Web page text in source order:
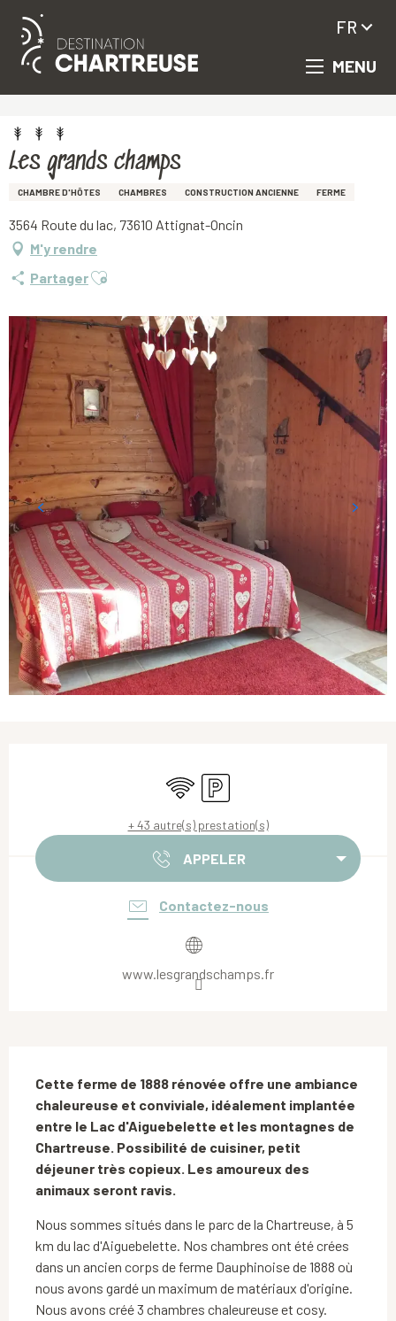
Aller
principal
MENU
FR
Les grands champs
CHAMBRE D'HÔTES CHAMBRES CONSTRUCTION ANCIENNE FERME
3564 Route du lac, 73610 Attignat-Oncin
M'y rendre
PartagerAjouter aux favoris
WiFi Parking
+ 43 autre(s) prestation(s)
APPELER
Contactez-nous
www.lesgrandschamps.fr
Cette ferme de 1888 rénovée offre une ambiance
chaleureuse et conviviale, idéalement implantée
entre le Lac d'Aiguebelette et les montagnes de
Chartreuse. Possibilité de cuisiner, petit
déjeuner très copieux. Les amoureux des
animaux seront ravis.
Nous sommes situés dans le parc de la Chartreuse, à 5
km du lac d'Aiguebelette. Nos chambres ont été crées
dans un ancien corps de ferme Dauphinoise de 1888 où
nous avons gardé un maximum de matériaux d'origine.
Nous avons créé 3 chambres chaleureuse et cosy.